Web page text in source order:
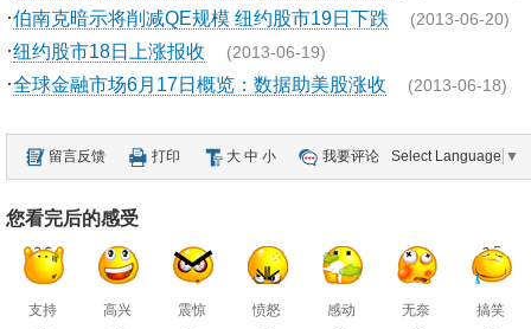
·伯南克暗示将削减QE规模 纽约股市19日下跌 (2013-06-20)
·纽约股市18日上涨报收 (2013-06-19)
·全球金融市场6月17日概览：数据助美股涨收 (2013-06-18)
留言反馈 打印 大 中 小 我要评论 Select Language ▼
您看完后的感受
支持 高兴 震惊 愤怒 感动 无奈 搞笑